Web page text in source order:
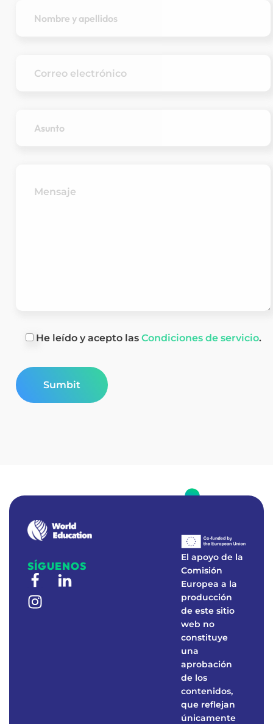
He leído y acepto lasCondiciones de servicio.
SÍGUENOS
El apoyo de la
Comisión
Europea a la
producción
de este sitio
web no
constituye
una
aprobación
de los
contenidos,
que reflejan
únicamente